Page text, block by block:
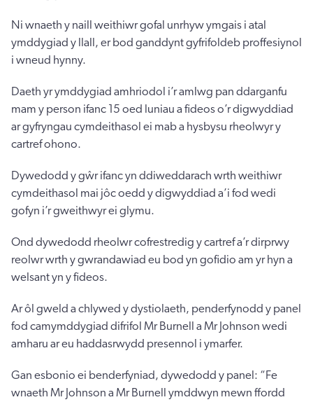
Ni wnaeth y naill weithiwr gofal unrhyw ymgais i atal
ymddygiad y llall, er bod ganddynt gyfrifoldeb proffesiynol
i wneud hynny.
Daeth yr ymddygiad amhriodol i’r amlwg pan ddarganfu
mam y person ifanc 15 oed luniau a fideos o’r digwyddiad
ar gyfryngau cymdeithasol ei mab a hysbysu rheolwyr y
cartref ohono.
Dywedodd y gŵr ifanc yn ddiweddarach wrth weithiwr
cymdeithasol mai jôc oedd y digwyddiad a’i fod wedi
gofyn i’r gweithwyr ei glymu.
Ond dywedodd rheolwr cofrestredig y cartref a’r dirprwy
reolwr wrth y gwrandawiad eu bod yn gofidio am yr hyn a
welsant yn y fideos.
Ar ôl gweld a chlywed y dystiolaeth, penderfynodd y panel
fod camymddygiad difrifol Mr Burnell a Mr Johnson wedi
amharu ar eu haddasrwydd presennol i ymarfer.
Gan esbonio ei benderfyniad, dywedodd y panel: “Fe
wnaeth Mr Johnson a Mr Burnell ymddwyn mewn ffordd